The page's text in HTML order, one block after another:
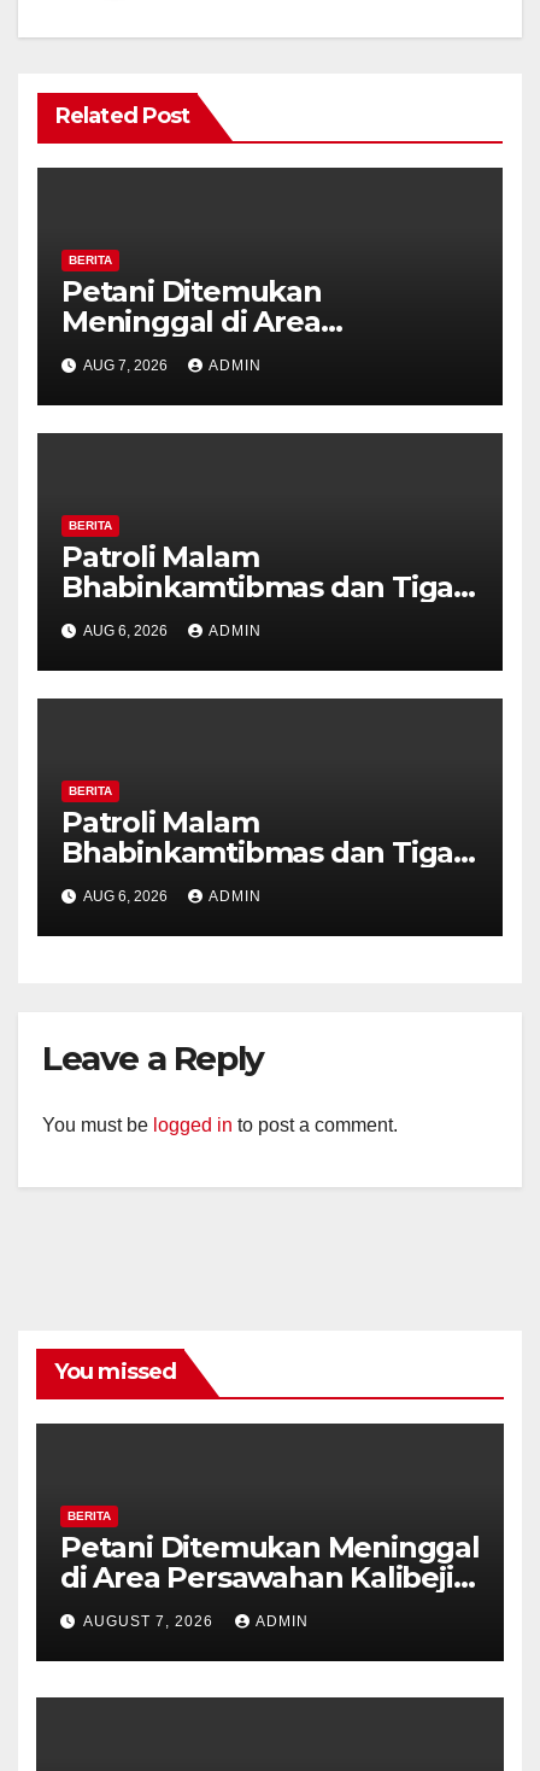
Related Post
BERITA
Petani Ditemukan
Meninggal di Area
Persawahan Kalibeji, Polisi
Pastikan Tidak Ada Tanda
Kekerasan
AUG 7, 2026 ADMIN
BERITA
Patroli Malam
Bhabinkamtibmas dan Tiga
Pilar Kelurahan Ungaran
Perkuat Kamtibmas, Warga
Diajak Aktifkan Ronda
AUG 6, 2026 ADMIN
BERITA
Patroli Malam
Bhabinkamtibmas dan Tiga
Pilar Kelurahan Ungaran
Perkuat Kamtibmas, Warga
Diajak Aktifkan Ronda
AUG 6, 2026 ADMIN
Leave a Reply
You must be logged in to post a comment.
You missed
BERITA
Petani Ditemukan Meninggal
di Area Persawahan Kalibeji,
Polisi Pastikan Tidak Ada
Tanda Kekerasan
AUGUST 7, 2026 ADMIN